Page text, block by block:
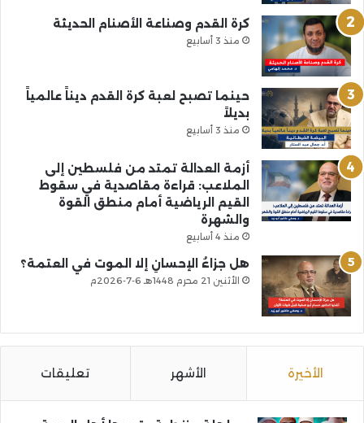
كرة القدم وصناعة الأصنام الحديثة
منذ 3 أسابيع
حينما تصبح لعبة كرة القدم ديناً عالمياً
بديلاً
منذ 3 أسابيع
أزمة العدالة تمتد من فلسطين إلى
الملاعب: قراءة مقاصدية في سقوط
القيم الرياضية أمام منطق القوة
والشهرة
منذ 4 أسابيع
هل جزاءُ الإحسانِ إلا الموت في العتمة؟
الأثنين 21 محرم 1448هـ 6-7-2026م
الأخيرة الأشهر تعليقات